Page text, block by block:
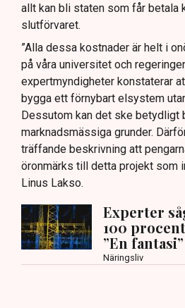
allt kan bli staten som får betala
slutförvaret.
”Alla dessa kostnader är helt i
på våra universitet och
expertmyndigheter konstaterar
bygga ett förnybart elsystem
Dessutom kan det ske betydligt
marknadsmässiga grunder.
träffande beskrivning att
öronmärks till detta projekt som
Linus Lakso.
Experter
100
”En fantasi”
Näringsliv